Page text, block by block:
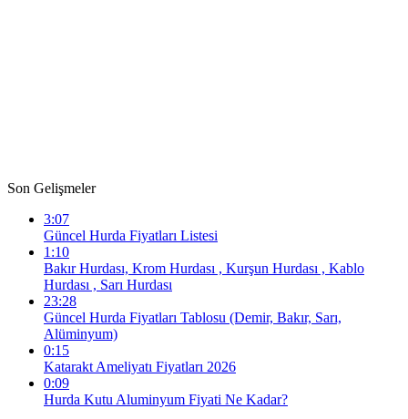
Son Gelişmeler
3:07
Güncel Hurda Fiyatları Listesi
1:10
Bakır Hurdası, Krom Hurdası , Kurşun Hurdası , Kablo
Hurdası , Sarı Hurdası
23:28
Güncel Hurda Fiyatları Tablosu (Demir, Bakır, Sarı,
Alüminyum)
0:15
Katarakt Ameliyatı Fiyatları 2026
0:09
Hurda Kutu Aluminyum Fiyati Ne Kadar?